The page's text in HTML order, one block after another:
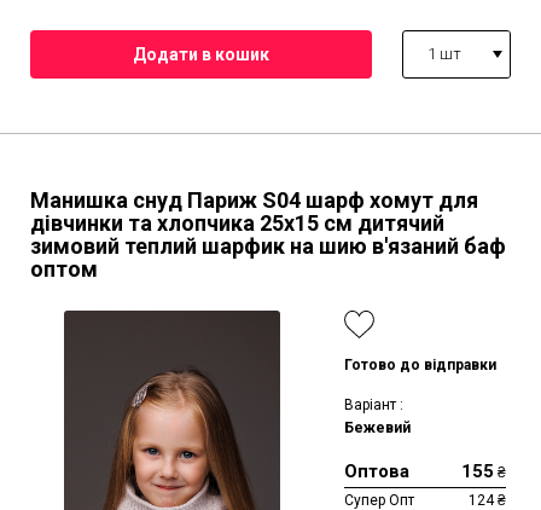
1 шт
Манишка снуд Париж S04 шарф хомут для
дівчинки та хлопчика 25х15 см дитячий
зимовий теплий шарфик на шию в'язаний баф
оптом
Готово до відправки
Варіант :
Бежевий
Оптова 155 ₴
Супер Опт
124₴